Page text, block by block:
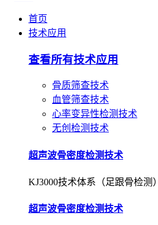
首页
技术应用
查看所有技术应用
骨质筛查技术
血管筛查技术
心率变异性检测技术
无创检测技术
超声波骨密度检测技术
KJ3000技术体系（足跟骨检测）
超声波骨密度检测技术